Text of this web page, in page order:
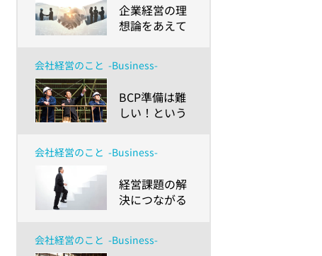
環境改善のた
めにできるこ
​企業経営の理
想論をあえて
本の未来経済
ポジティブ推
計」でコミュ
ニケーション
う！～
会社経営のこと -Business-
​BCP準備は難
しい！という
のみなさまへ
～事例で学ぶ
「すぐマネで
きそうなこ
りたいこと」
会社経営のこと -Business-
​経営課題の解
決につながる
法とメリット
会社経営のこと -Business-